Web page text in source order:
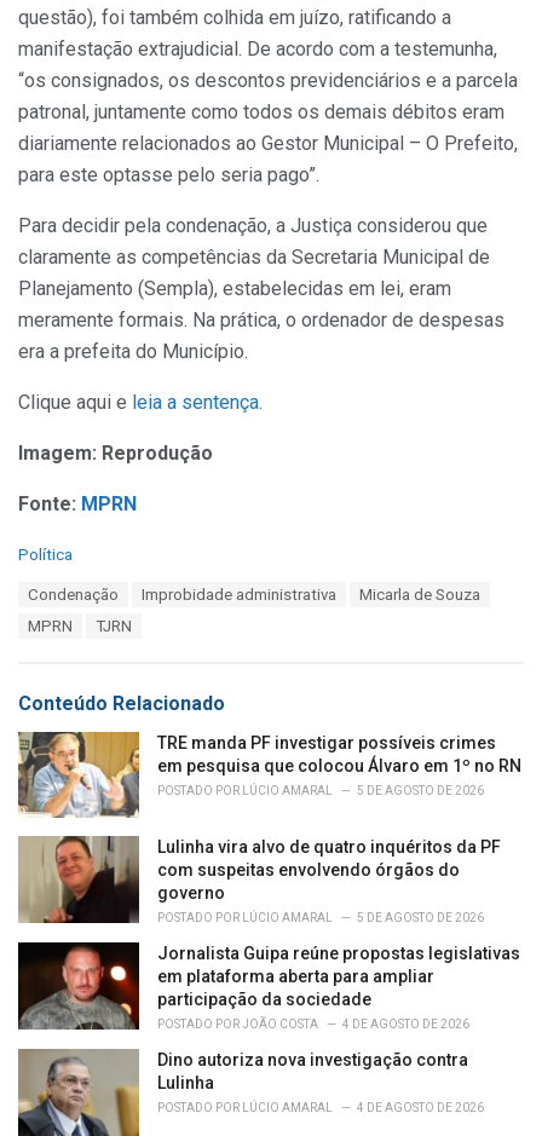
questão), foi também colhida em juízo, ratificando a
manifestação extrajudicial. De acordo com a testemunha,
“os consignados, os descontos previdenciários e a parcela
patronal, juntamente como todos os demais débitos eram
diariamente relacionados ao Gestor Municipal – O Prefeito,
para este optasse pelo seria pago”.
Para decidir pela condenação, a Justiça considerou que
claramente as competências da Secretaria Municipal de
Planejamento (Sempla), estabelecidas em lei, eram
meramente formais. Na prática, o ordenador de despesas
era a prefeita do Município.
Clique aqui e leia a sentença.
Imagem: Reprodução
Fonte: MPRN
C
i
e
s
:
Política
Condenação Improbidade administrativa
Micarla de Souza
MPRN
TJRN
Conteúdo Relacionado
TRE manda PF investigar possíveis crimes
em pesquisa que colocou Álvaro em 1º no RN
POSTADO POR LÚCIO AMARAL 5 DE AGOSTO DE 2026
Lulinha vira alvo de quatro inquéritos da PF
com suspeitas envolvendo órgãos do
governo
POSTADO POR LÚCIO AMARAL 5 DE AGOSTO DE 2026
Jornalista Guipa reúne propostas legislativas
em plataforma aberta para ampliar
participação da sociedade
POSTADO PORJOÃO COSTA 4 DE AGOSTO DE 2026
Dino autoriza nova investigação contra
Lulinha
POSTADO POR LÚCIO AMARAL 4 DE AGOSTO DE 2026